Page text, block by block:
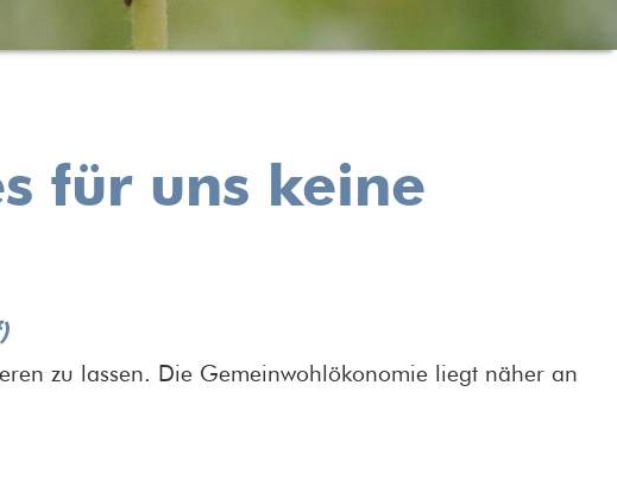
für uns keine
zu lassen. Die Gemeinwohlökonomie liegt näher an